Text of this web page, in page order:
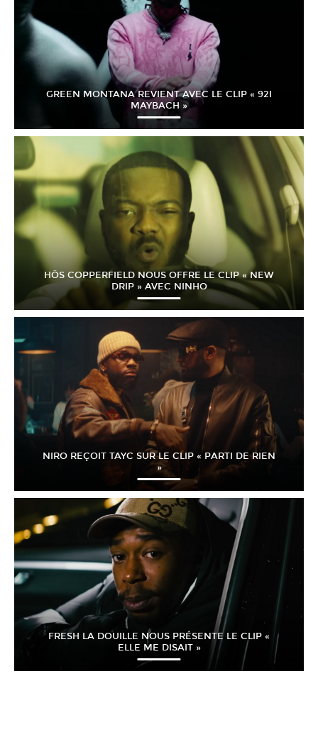
GREEN MONTANA REVIENT AVEC LE CLIP « 92I
MAYBACH »
HÖS COPPERFIELD NOUS OFFRE LE CLIP « NEW
DRIP » AVEC NINHO
NIRO REÇOIT TAYC SUR LE CLIP « PARTI DE RIEN
»
FRESH LA DOUILLE NOUS PRÉSENTE LE CLIP «
ELLE ME DISAIT »